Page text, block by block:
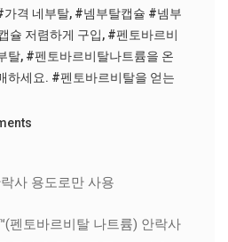
가격 네부탈, #넴부탈캡슐 #넴부
슐 저렴하게 구입, #펜토바르비
탈, #펜토바르비탈나트륨을 온
하세요. #펜토바르비탈을 얻는
사 용도로만 사용
펜토바르비탈 나트륨) 안락사